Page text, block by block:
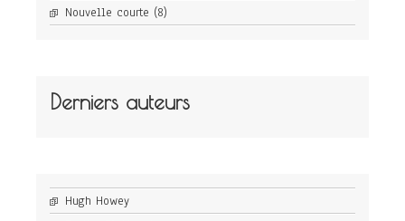
Nouvelle courte (8)
Derniers auteurs
Hugh Howey